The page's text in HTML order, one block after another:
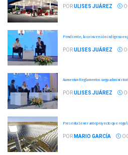
PORULISES JUÁREZ
Pendiente, la co-inversión indígena en
PORULISES JUÁREZ
Aumentan Reglamentos carga
PORULISES JUÁREZ
Presenta Sener anteproyecto que
POR MARIO GARCÍA